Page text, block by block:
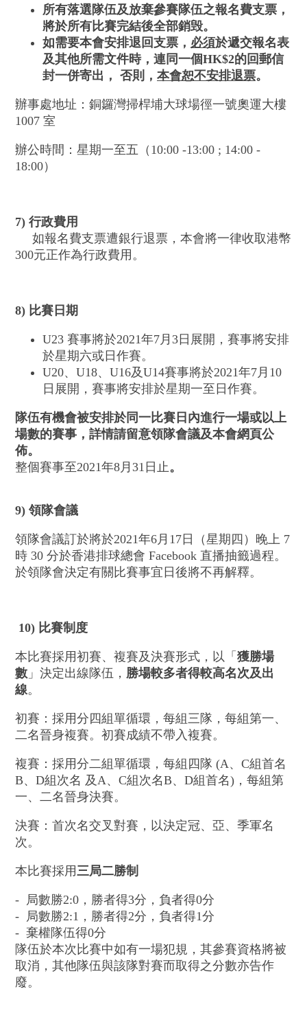
所有落選隊伍及放棄參賽隊伍之報名費支票，
將於所有比賽完結後全部銷毁。
如需要本會安排退回支票， 必須於遞交報名表
及其他所需文件時，連同一個HK$2的回郵信
封一併寄出， 否則， 本會恕不安排退票。
辦事處地址：銅鑼灣掃桿埔大球場徑一號奧運大樓
1007 室
辦公時間：星期一至五（10:00 -13:00 ; 14:00 -
18:00）
7) 行政費用
如報名費支票遭銀行退票，本會將一律收取港幣
300元正作為行政費用。
8) 比賽日期
U23 賽事將於2021年7月3日展開，賽事將安排
於星期六或日作賽。
U20、U18、U16及U14賽事將於2021年7月10
日展開，賽事將安排於星期一至日作賽。
隊伍有機會被安排於同一比賽日內進行一場或以上
場數的賽事 ，詳情請留意領隊會議及本會網頁公
佈。
整個賽事至2021年8月31日止。
9) 領隊會議
領隊會議訂於將於2021年6月17日（星期四）晚上 7
時 30 分於香港排球總會 Facebook 直播抽籤過程。
於領隊會決定有關比賽事宜日後將不再解釋。
10) 比賽制度
本比賽採用初賽、複賽及決賽形式，以「 獲勝場
數 」決定出線隊伍， 勝場較多者得較高名次及出
線。
初賽：採用分四組單循環，每組三隊，每組第一、
二名晉身複賽。初賽成績不帶入複賽。
複賽：採用分二組單循環，每組四隊 (A、C組首名
B、D組次名 及A、C組次名B、D組首名)，每組第
一、二名晉身決賽。
決賽：首次名交叉對賽，以決定冠、亞、季軍名
次。
本比賽採用三局二勝制
- 局數勝2:0，勝者得3分，負者得0分
- 局數勝2:1，勝者得2分，負者得1分
- 棄權隊伍得0分
隊伍於本次比賽中如有一場犯規，其參賽資格將被
取消，其他隊伍與該隊對賽而取得之分數亦告作
廢。